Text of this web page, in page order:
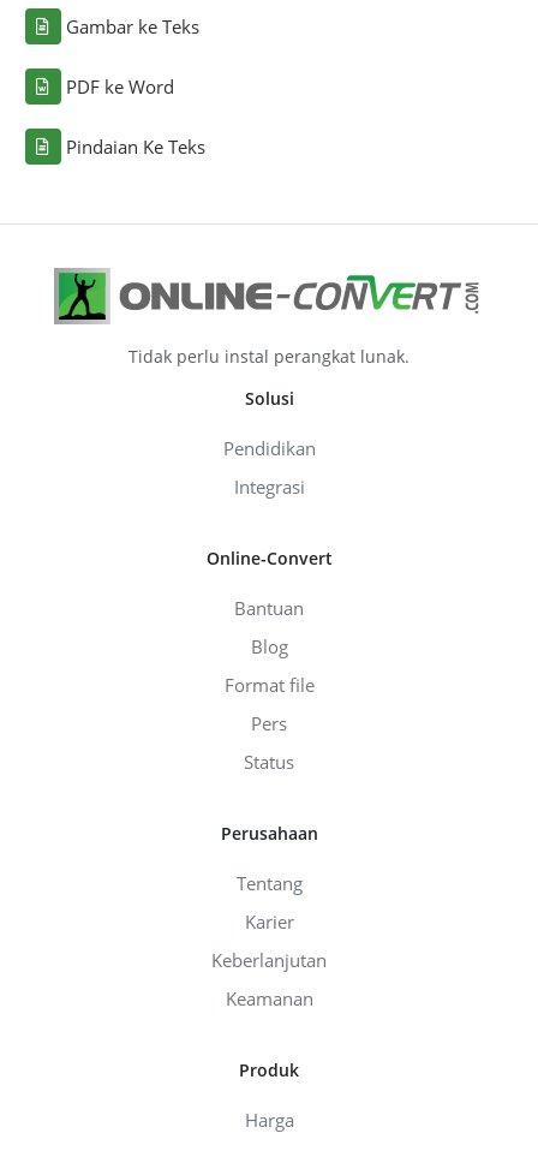
Gambar ke Teks
PDF ke Word
Pindaian Ke Teks
Tidak perlu instal perangkat lunak.
Solusi
Pendidikan
Integrasi
Online-Convert
Bantuan
Blog
Format file
Pers
Status
Perusahaan
Tentang
Karier
Keberlanjutan
Keamanan
Produk
Harga